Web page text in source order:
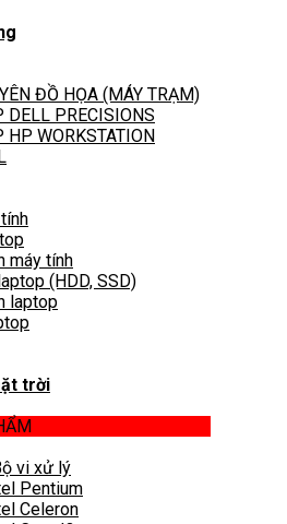
ĐỒ HỌA (MÁY TRẠM)
DELL PRECISIONS
HP WORKSTATION
máy tính
(HDD, SSD)
laptop
trời
vi xử lý
Pentium
Celeron